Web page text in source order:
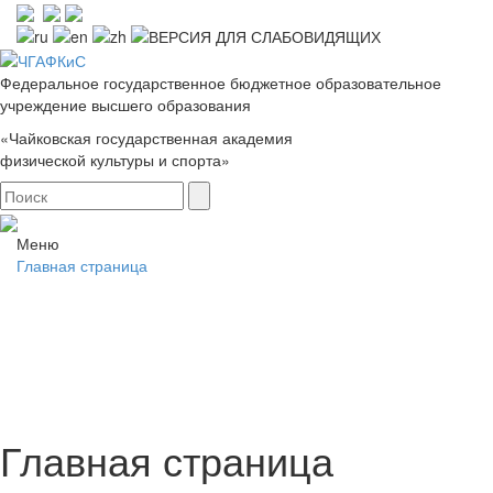
Федеральное государственное бюджетное образовательное
учреждение высшего образования
«Чайковская государственная академия
физической культуры и спорта»
Меню
Главная страница
Главная страница